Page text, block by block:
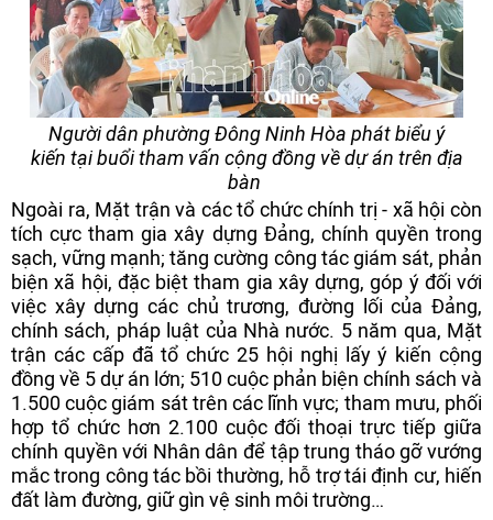
Người dân phường Đông Ninh Hòa phát biểu ý
kiến tại buổi tham vấn cộng đồng về dự án trên địa
bàn
Ngoài ra, Mặt trận và các tổ chức chính trị - xã hội còn
tích cực tham gia xây dựng Đảng, chính quyền trong
sạch, vững mạnh; tăng cường công tác giám sát, phản
biện xã hội, đặc biệt tham gia xây dựng, góp ý đối với
việc xây dựng các chủ trương, đường lối của Đảng,
chính sách, pháp luật của Nhà nước. 5 năm qua, Mặt
trận các cấp đã tổ chức 25 hội nghị lấy ý kiến cộng
đồng về 5 dự án lớn; 510 cuộc phản biện chính sách và
1.500 cuộc giám sát trên các lĩnh vực; tham mưu, phối
hợp tổ chức hơn 2.100 cuộc đối thoại trực tiếp giữa
chính quyền với Nhân dân để tập trung tháo gỡ vướng
mắc trong công tác bồi thường, hỗ trợ tái định cư, hiến
đất làm đường, giữ gìn vệ sinh môi trường…